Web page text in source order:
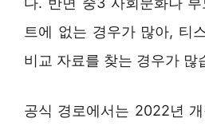
트에 없는 경우가 많아, 티
비교 자료를 찾는 경우가 많
공식 경로에서는 2022년